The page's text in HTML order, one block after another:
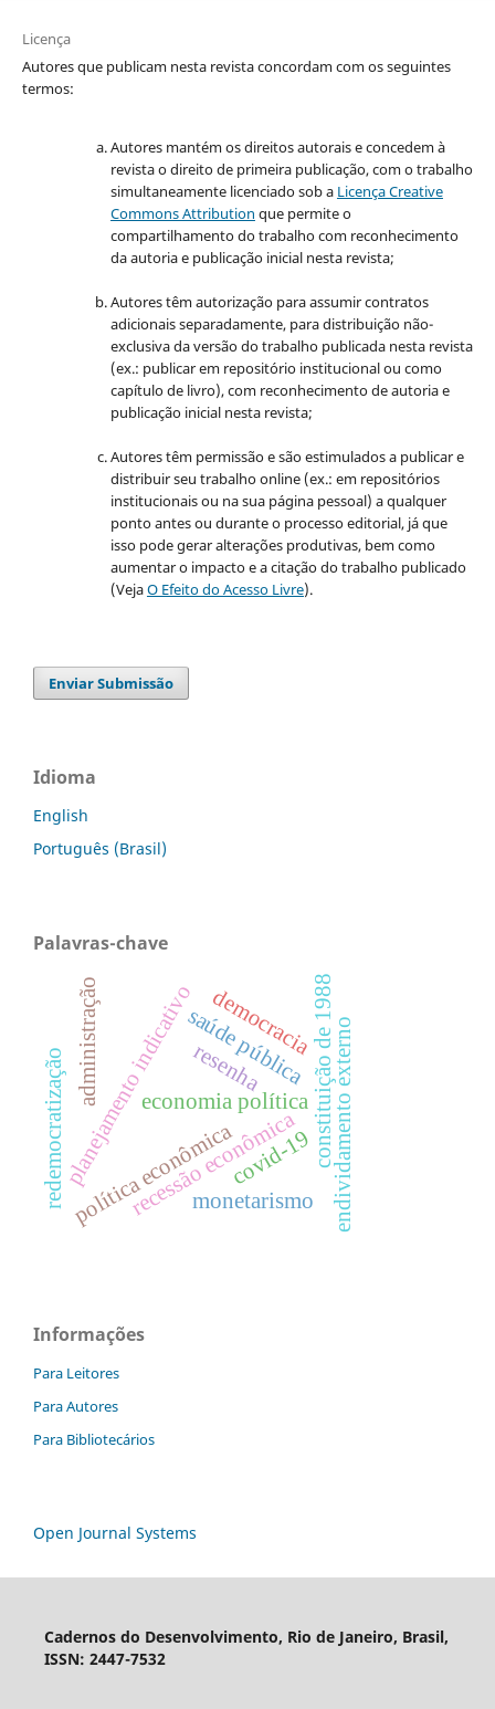
Licença
Autores que publicam nesta revista concordam com os seguintes
termos:
Autores mantém os direitos autorais e concedem à
revista o direito de primeira publicação, com o trabalho
simultaneamente licenciado sob a Licença Creative
Commons Attribution que permite o
compartilhamento do trabalho com reconhecimento
da autoria e publicação inicial nesta revista;
Autores têm autorização para assumir contratos
adicionais separadamente, para distribuição não-
exclusiva da versão do trabalho publicada nesta revista
(ex.: publicar em repositório institucional ou como
capítulo de livro), com reconhecimento de autoria e
publicação inicial nesta revista;
Autores têm permissão e são estimulados a publicar e
distribuir seu trabalho online (ex.: em repositórios
institucionais ou na sua página pessoal) a qualquer
ponto antes ou durante o processo editorial, já que
isso pode gerar alterações produtivas, bem como
aumentar o impacto e a citação do trabalho publicado
(VejaO Efeito do Acesso Livre).
Enviar Submissão
Idioma
English
Português (Brasil)
Palavras-chave
constituição de 1988
economia política
planejamento indicativo endividamento externo
recessão econômica
covid-19
saúde pública
monetarismo
política econômica
democracia
administração
redemocratização resenha
Informações
Para Leitores
Para Autores
Para Bibliotecários
Open Journal Systems
Cadernos do Desenvolvimento, Rio de Janeiro, Brasil,
ISSN: 2447-7532